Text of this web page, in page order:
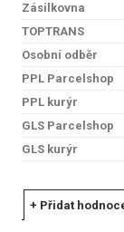
Zásilkovna
TOPTRANS
Osobní odběr
PPL Parcelshop
PPL kurýr
GLS Parcelshop
GLS kurýr
+ Přidat